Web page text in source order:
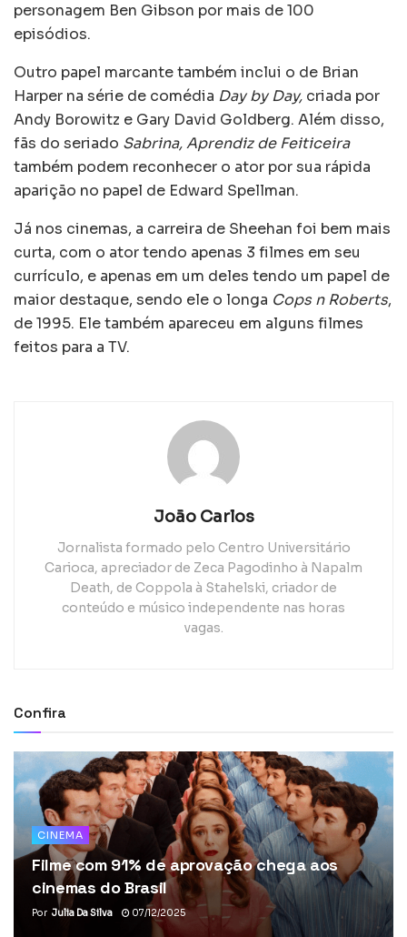
personagem Ben Gibson por mais de 100
episódios.
Outro papel marcante também inclui o de Brian
Harper na série de comédia Day by Day, criada por
Andy Borowitz e Gary David Goldberg. Além disso,
fãs do seriado Sabrina, Aprendiz de Feiticeira
também podem reconhecer o ator por sua rápida
aparição no papel de Edward Spellman.
Já nos cinemas, a carreira de Sheehan foi bem mais
curta, com o ator tendo apenas 3 filmes em seu
currículo, e apenas em um deles tendo um papel de
maior destaque, sendo ele o longa Cops n Roberts,
de 1995. Ele também apareceu em alguns filmes
feitos para a TV.
João Carlos
Jornalista formado pelo Centro Universitário
Carioca, apreciador de Zeca Pagodinho à Napalm
Death, de Coppola à Stahelski, criador de
conteúdo e músico independente nas horas
vagas.
Confira
CINEMA
Filme com 91% de aprovação chega aos
cinemas do Brasil
Por Julia Da Silva 07/12/2025